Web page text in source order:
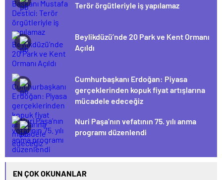
Terör örgütleriyle iş yapılamaz
Beylikdüzü’nde 20 Park ve Kent Ormanı
Açıldı
Cumhurbaşkanı Erdoğan: Piyasa
gerçeklerinden kopuk fiyat artışlarına
mücadele edeceğiz
Nuri Paşa’nın vefatının 75. yılı anma
programı düzenlendi
EN ÇOK OKUNANLAR